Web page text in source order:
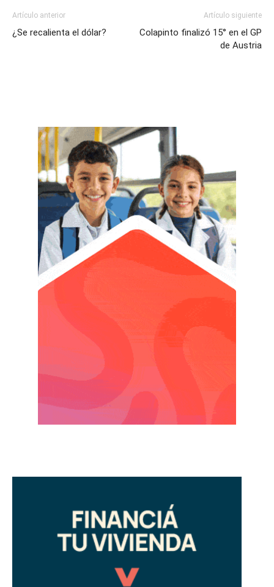
Artículo anterior
¿Se recalienta el dólar?
Artículo siguiente
Colapinto finalizó 15° en el GP
de Austria